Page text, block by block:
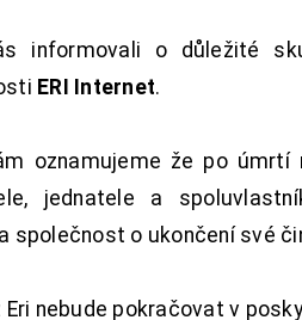
informovali o důležité
ERI Internet.
oznamujeme že po úmrtí
jednatele a
společnost o ukončení své
nebude pokračovat v